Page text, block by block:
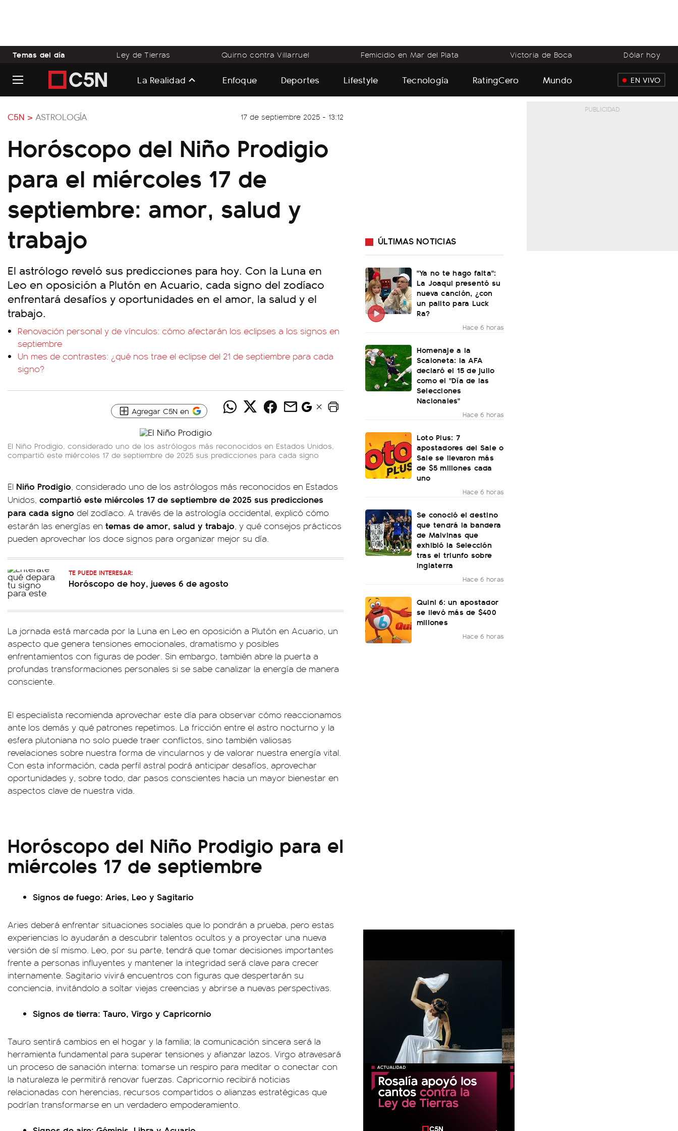
Temas del día Ley de Tierras Quirno contra Villarruel Femicidio en Mar del Plata Victoria de Boca Dólar hoy
La Realidad Enfoque Deportes Lifestyle Tecnología RatingCero Mundo EN VIVO
C5N > ASTROLOGÍA 17 de septiembre 2025 - 13:12
Horóscopo del Niño Prodigio
para el miércoles 17 de
septiembre: amor, salud y
trabajo
El astrólogo reveló sus predicciones para hoy. Con la Luna en
Leo en oposición a Plutón en Acuario, cada signo del zodíaco
enfrentará desafíos y oportunidades en el amor, la salud y el
trabajo.
Renovación personal y de vínculos: cómo afectarán los eclipses a los signos en
septiembre
Un mes de contrastes: ¿qué nos trae el eclipse del 21 de septiembre para cada
signo?
Agregar C5N en
El Niño Prodigio, considerado uno de los astrólogos más reconocidos en Estados Unidos,
compartió este miércoles 17 de septiembre de 2025 sus predicciones para cada signo
El Niño Prodigio, considerado uno de los astrólogos más reconocidos en Estados
Unidos, compartió este miércoles 17 de septiembre de 2025 sus predicciones
para cada signo del zodíaco. A través de la astrología occidental, explicó cómo
estarán las energías en temas de amor, salud y trabajo, y qué consejos prácticos
pueden aprovechar los doce signos para organizar mejor su día.
TE PUEDE INTERESAR:
Horóscopo de hoy, jueves 6 de agosto
La jornada está marcada por la Luna en Leo en oposición a Plutón en Acuario, un
aspecto que genera tensiones emocionales, dramatismo y posibles
enfrentamientos con figuras de poder. Sin embargo, también abre la puerta a
profundas transformaciones personales si se sabe canalizar la energía de manera
consciente.
El especialista recomienda aprovechar este día para observar cómo reaccionamos
ante los demás y qué patrones repetimos. La fricción entre el astro nocturno y la
esfera plutoniana no solo puede traer conflictos, sino también valiosas
revelaciones sobre nuestra forma de vincularnos y de valorar nuestra energía vital.
Con esta información, cada perfil astral podrá anticipar desafíos, aprovechar
oportunidades y, sobre todo, dar pasos conscientes hacia un mayor bienestar en
aspectos clave de nuestra vida.
Horóscopo del Niño Prodigio para el
miércoles 17 de septiembre
Signos de fuego: Aries, Leo y Sagitario
Aries deberá enfrentar situaciones sociales que lo pondrán a prueba, pero estas
experiencias lo ayudarán a descubrir talentos ocultos y a proyectar una nueva
versión de sí mismo. Leo, por su parte, tendrá que tomar decisiones importantes
frente a personas influyentes y mantener la integridad será clave para crecer
internamente. Sagitario vivirá encuentros con figuras que despertarán su
conciencia, invitándolo a soltar viejas creencias y abrirse a nuevas perspectivas.
Signos de tierra: Tauro, Virgo y Capricornio
Tauro sentirá cambios en el hogar y la familia; la comunicación sincera será la
herramienta fundamental para superar tensiones y afianzar lazos. Virgo atravesará
un proceso de sanación interna: tomarse un respiro para meditar o conectar con
la naturaleza le permitirá renovar fuerzas. Capricornio recibirá noticias
relacionadas con herencias, recursos compartidos o alianzas estratégicas que
podrían transformarse en un verdadero empoderamiento.
ÚLTIMAS NOTICIAS
"Ya no te hago falta":
La Joaqui presentó su
nueva canción, ¿con
un palito para Luck
Ra?
Hace 6 horas
Homenaje a la
Scaloneta: la AFA
declaró el 15 de julio
como el "Día de las
Selecciones
Nacionales"
Hace 6 horas
Loto Plus: 7
apostadores del Sale o
Sale se llevaron más
de $5 millones cada
uno
Hace 6 horas
Se conoció el destino
que tendrá la bandera
de Malvinas que
exhibió la Selección
tras el triunfo sobre
Inglaterra
Hace 6 horas
Quini 6: un apostador
se llevó más de $400
millones
Hace 6 horas